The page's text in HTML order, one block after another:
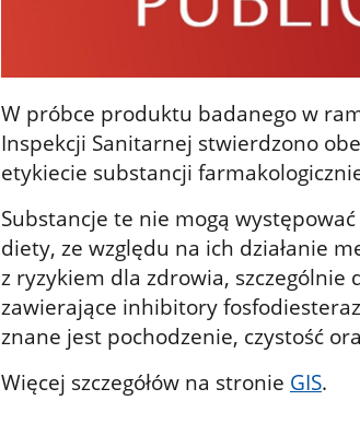
W próbce produktu badanego w
Inspekcji Sanitarnej stwierdzono
etykiecie substancji
Substancje te nie mogą
diety, ze względu na ich działanie
z ryzykiem dla zdrowia, szczególnie
zawierające inhibitory
znane jest pochodzenie, czystość
Więcej szczegółów na stronie GIS.